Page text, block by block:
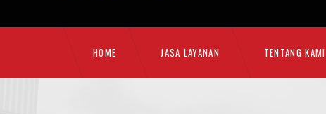
HOME JASA LAYANAN TENTANG KAMI